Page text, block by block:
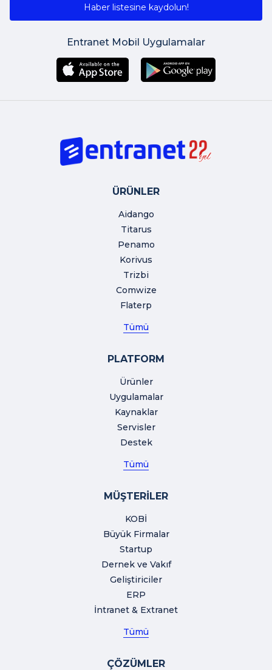
Haber listesine kaydolun!
Entranet Mobil Uygulamalar
ÜRÜNLER
Aidango
Titarus
Penamo
Korivus
Trizbi
Comwize
Flaterp
Tümü
PLATFORM
Ürünler
Uygulamalar
Kaynaklar
Servisler
Destek
Tümü
MÜŞTERİLER
KOBİ
Büyük Firmalar
Startup
Dernek ve Vakıf
Geliştiriciler
ERP
İntranet & Extranet
Tümü
ÇÖZÜMLER